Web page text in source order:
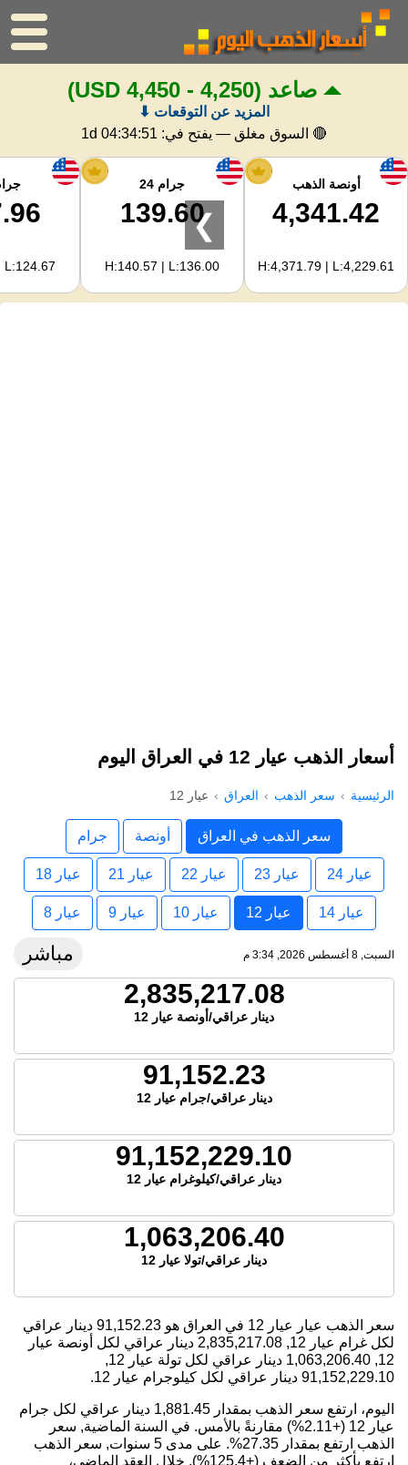
الرئيسية
سعر الذهب
اسعار الفضه
حاسبة الذهب
لمشرفي المواقع
صاعد (4,250 - 4,450 USD)
المزيد عن التوقعات ⬇
🔴 السوق مغلق — يفتح في: 1d 04:34:50
أونصة الذهب
4,341.42
H:4,371.79 | L:4,229.61
جرام 24
139.60
H:140.57 | L:136.00
L:124.67
❯
أسعار الذهب عيار 12 في العراق اليوم
الرئيسية سعر الذهب العراق عيار 12
سعر الذهب في العراق أونصة جرام
عيار 24 عيار 23 عيار 22 عيار 21 عيار 18
عيار 14 عيار 12 عيار 10 عيار 9 عيار 8
السبت, 8 أغسطس 2026, 3:34 م مباشر
2,835,217.08
دينار عراقي/أونصة عيار 12
91,152.23
دينار عراقي/جرام عيار 12
91,152,229.10
دينار عراقي/كيلوغرام عيار 12
1,063,206.40
دينار عراقي/تولا عيار 12
سعر الذهب عيار عيار 12 في العراق هو 91,152.23 دينار عراقي
لكل غرام عيار 12,
2,835,217.08 دينار عراقي لكل أونصة عيار
12,
1,063,206.40 دينار عراقي لكل تولة عيار 12,
91,152,229.10 دينار عراقي لكل كيلوجرام عيار 12.
اليوم، ارتفع سعر الذهب بمقدار 1,881.45 دينار عراقي لكل جرام
عيار 12 (+2.11%) مقارنةً بالأمس. في السنة الماضية, سعر
الذهب ارتفع بمقدار 27.35%. على مدى 5 سنوات, سعر الذهب
ارتفع بأكثر من الضعف (+125.4%). خلال العقد الماضي،